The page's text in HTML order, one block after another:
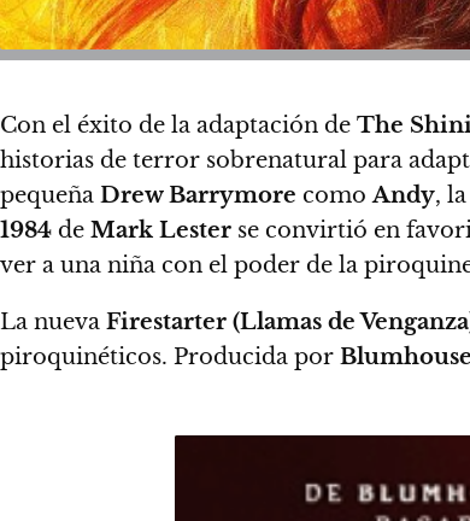
Con el éxito de la adaptación de The
historias de terror sobrenatural para
pequeña Drew Barrymore comoAndy,
1984 de Mark Lester se convirtió en
ver a una niña con el poder de la
La nueva Firestarter (Llamas de
piroquinéticos. Producida por Blumhouse